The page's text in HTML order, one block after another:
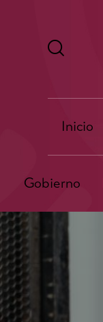
Inicio
Gobierno